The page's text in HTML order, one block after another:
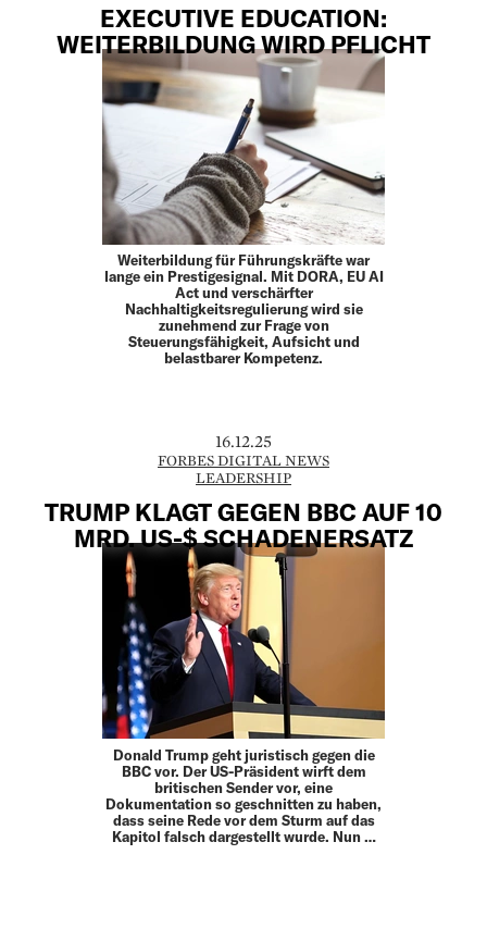
EXECUTIVE EDUCATION:
WEITERBILDUNG WIRD PFLICHT
Weiterbildung für Führungskräfte war
lange ein Prestigesignal. Mit DORA, EU AI
Act und verschärfter
Nachhaltigkeitsregulierung wird sie
zunehmend zur Frage von
Steuerungsfähigkeit, Aufsicht und
belastbarer Kompetenz.
16.12.25
FORBES DIGITAL NEWS
LEADERSHIP
TRUMP KLAGT GEGEN BBC AUF 10
MRD. US-$ SCHADENERSATZ
Donald Trump geht juristisch gegen die
BBC vor. Der US-Präsident wirft dem
britischen Sender vor, eine
Dokumentation so geschnitten zu haben,
dass seine Rede vor dem Sturm auf das
Kapitol falsch dargestellt wurde. Nun …